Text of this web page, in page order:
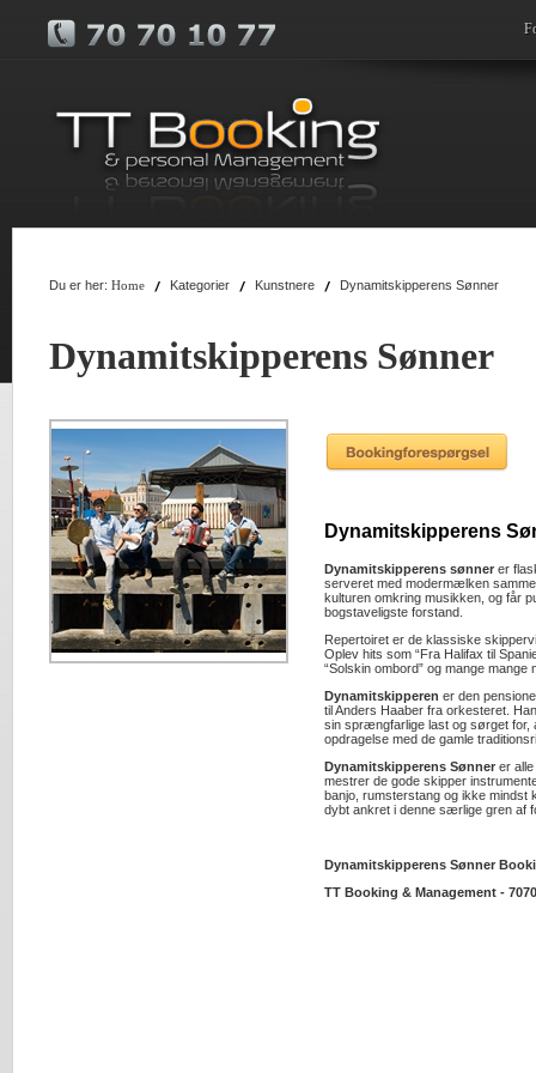
Du er her: Home Kategorier Kunstnere Dynamitskipperens Sønner
Dynamitskipperens Sønner
Dynamitskipperens
Dynamitskipperens sønner er
serveret med modermælken
kulturen omkring musikken, og får
bogstaveligste forstand.
Repertoiret er de klassiske
Oplev hits som “Fra Halifax til
“Solskin ombord” og mange
Dynamitskipperen er den
til Anders Haaber fra orkesteret.
sin sprængfarlige last og sørget for,
opdragelse med de gamle
Dynamitskipperens Sønner er
mestrer de gode skipper
banjo, rumsterstang og ikke
dybt ankret i denne særlige gren af
Dynamitskipperens Sønner
TT Booking & Management -